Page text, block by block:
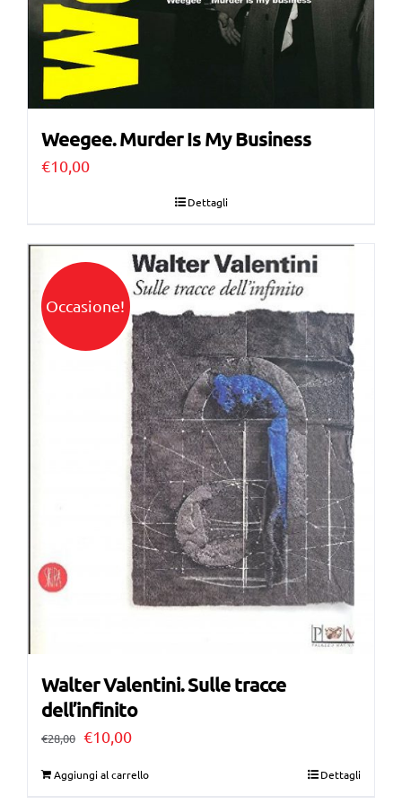
Weegee. Murder Is My Business
€10,00
Dettagli
Occasione!
Walter Valentini. Sulle tracce
dell’infinito
€28,00 Il
€10,00Il
Aggiungi al carrello Dettagli